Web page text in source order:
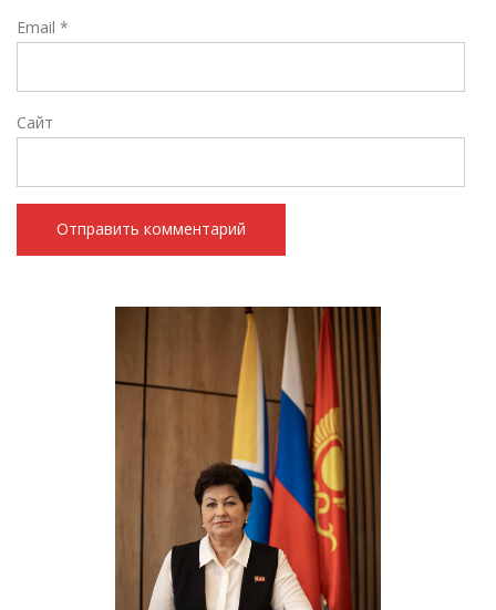
Email *
Сайт